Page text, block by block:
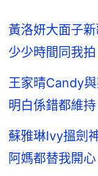
黃洛妍大面子
少少時間同我拍
王家晴Candy
明白係錯都維持
蘇雅琳Ivy搵劍
阿媽都替我開心